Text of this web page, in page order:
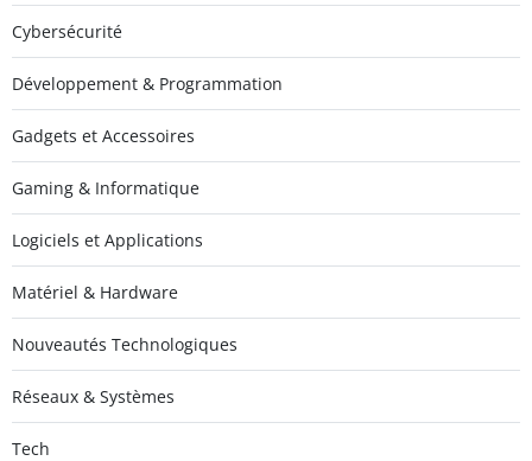
Cybersécurité
Développement & Programmation
Gadgets et Accessoires
Gaming & Informatique
Logiciels et Applications
Matériel & Hardware
Nouveautés Technologiques
Réseaux & Systèmes
Tech